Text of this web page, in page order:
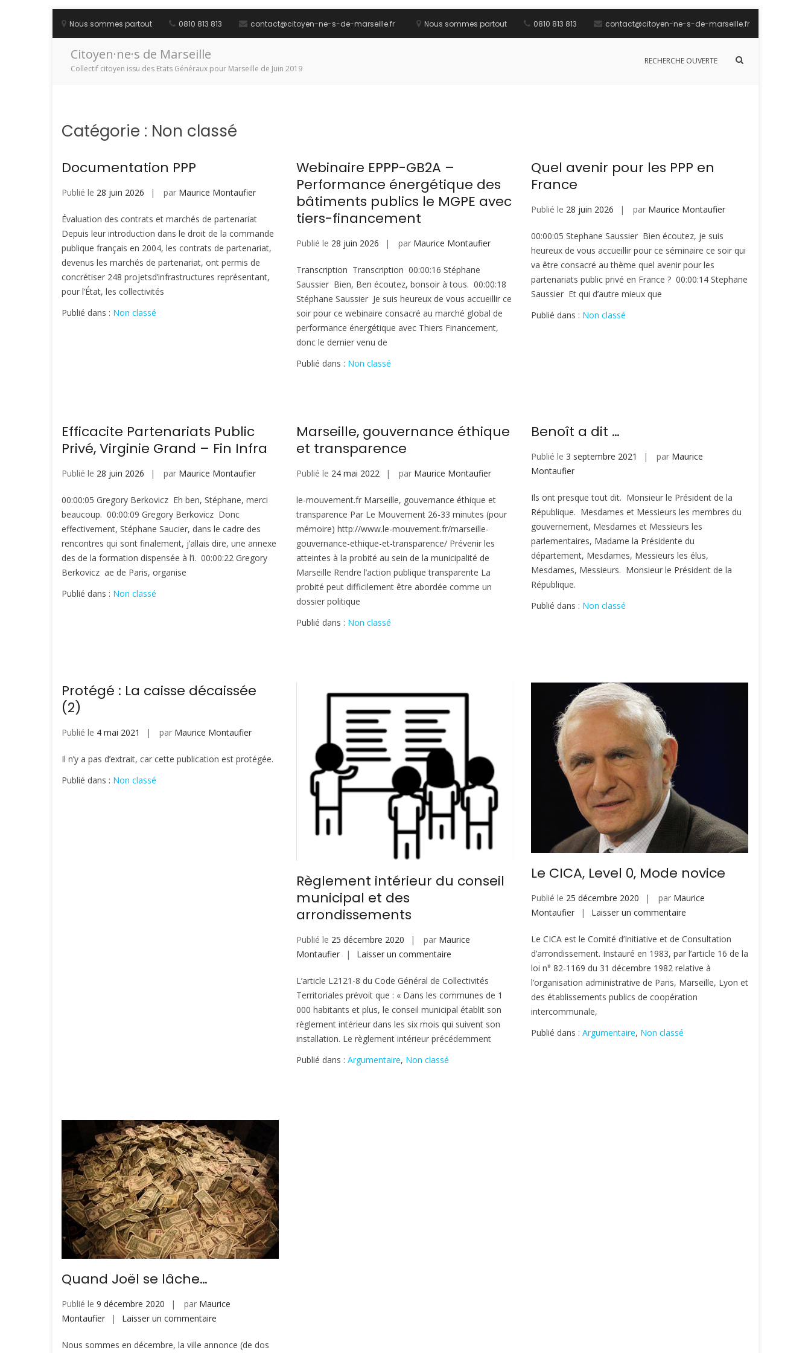
contenu
Nous sommes partout 0810 813 813 contact@citoyen-ne-s-de-marseille.fr Nous sommes partout 0810 813 813 contact@citoyen-ne-s-de-marseille.fr
Citoyen·ne·s de Marseille
Collectif citoyen issu des Etats Généraux pour Marseille de Juin 2019
RECHERCHE OUVERTE
Afficher
Catégorie : Non classé
Documentation PPP
Publié le 28 juin 2026 par Maurice Montaufier
Évaluation des contrats et marchés de partenariat
Depuis leur introduction dans le droit de la commande
publique français en 2004, les contrats de partenariat,
devenus les marchés de partenariat, ont permis de
concrétiser 248 projetsd’infrastructures représentant,
pour l’État, les collectivités
Publié dans : Non classé
Webinaire EPPP-GB2A –
Performance énergétique des
bâtiments publics le MGPE avec
tiers-financement
Publié le 28 juin 2026 par Maurice Montaufier
Transcription Transcription 00:00:16 Stéphane
Saussier Bien, Ben écoutez, bonsoir à tous. 00:00:18
Stéphane Saussier Je suis heureux de vous accueillir ce
soir pour ce webinaire consacré au marché global de
performance énergétique avec Thiers Financement,
donc le dernier venu de
Publié dans : Non classé
Quel avenir pour les PPP en
France
Publié le 28 juin 2026 par Maurice Montaufier
00:00:05 Stephane Saussier Bien écoutez, je suis
heureux de vous accueillir pour ce séminaire ce soir qui
va être consacré au thème quel avenir pour les
partenariats public privé en France ? 00:00:14 Stephane
Saussier Et qui d’autre mieux que
Publié dans : Non classé
Efficacite Partenariats Public
Privé, Virginie Grand – Fin Infra
Publié le 28 juin 2026 par Maurice Montaufier
00:00:05 Gregory Berkovicz Eh ben, Stéphane, merci
beaucoup. 00:00:09 Gregory Berkovicz Donc
effectivement, Stéphane Saucier, dans le cadre des
rencontres qui sont finalement, j’allais dire, une annexe
des de la formation dispensée à l’i. 00:00:22 Gregory
Berkovicz ae de Paris, organise
Publié dans : Non classé
Marseille, gouvernance éthique
et transparence
Publié le 24 mai 2022 par Maurice Montaufier
le-mouvement.fr Marseille, gouvernance éthique et
transparence Par Le Mouvement 26-33 minutes (pour
mémoire) http://www.le-mouvement.fr/marseille-
gouvernance-ethique-et-transparence/ Prévenir les
atteintes à la probité au sein de la municipalité de
Marseille Rendre l’action publique transparente La
probité peut difficilement être abordée comme un
dossier politique
Publié dans : Non classé
Benoît a dit …
Publié le 3 septembre 2021 par Maurice
Montaufier
Ils ont presque tout dit. Monsieur le Président de la
République. Mesdames et Messieurs les membres du
gouvernement, Mesdames et Messieurs les
parlementaires, Madame la Présidente du
département, Mesdames, Messieurs les élus,
Mesdames, Messieurs. Monsieur le Président de la
République.
Publié dans : Non classé
Protégé : La caisse décaissée
(2)
Publié le 4 mai 2021 par Maurice Montaufier
Il n’y a pas d’extrait, car cette publication est protégée.
Publié dans : Non classé
Règlement intérieur du conseil
municipal et des
arrondissements
Publié le 25 décembre 2020 par Maurice
Montaufier
Laisser un commentaire
intérieur
du
conseil
municipal
et
L’article L2121-8 du Code Général de Collectivités
Territoriales prévoit que : « Dans les communes de 1
000 habitants et plus, le conseil municipal établit son
règlement intérieur dans les six mois qui suivent son
installation. Le règlement intérieur précédemment
Publié dans : Argumentaire, Non classé
Le CICA, Level 0, Mode novice
Publié le 25 décembre 2020 par Maurice
Montaufier
Laisser un commentaire
CICA,
Level
0,
Mode
novice
Le CICA est le Comité d’Initiative et de Consultation
d’arrondissement. Instauré en 1983, par l’article 16 de la
loi n° 82-1169 du 31 décembre 1982 relative à
l’organisation administrative de Paris, Marseille, Lyon et
des établissements publics de coopération
intercommunale,
Publié dans : Argumentaire, Non classé
Quand Joël se lâche…
Publié le 9 décembre 2020 par Maurice
Montaufier
Laisser un commentaire
Joël
Nous sommes en décembre, la ville annonce (de dos